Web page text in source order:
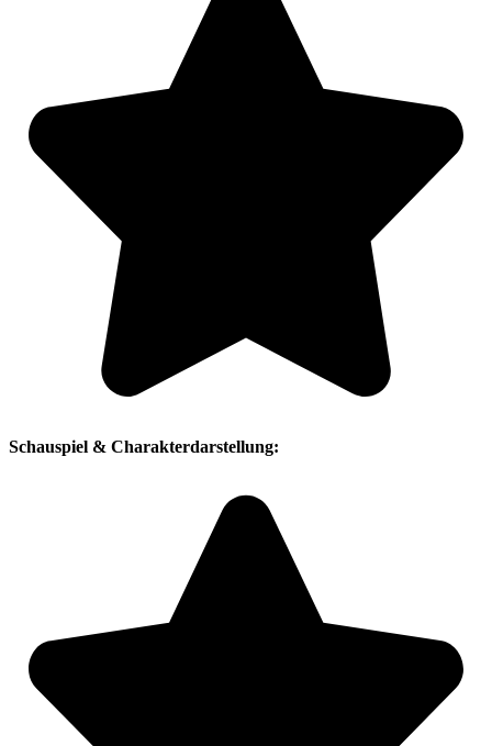
Schauspiel & Charakterdarstellung: